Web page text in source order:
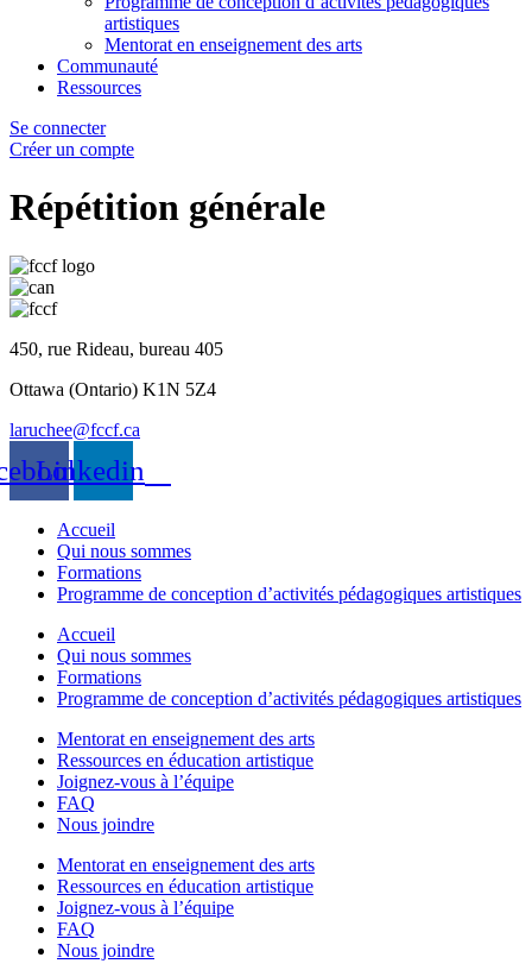
artistiques
Mentorat en enseignement des arts
Communauté
Ressources
Se connecter
Créer un compte
Répétition générale
450, rue Rideau, bureau 405
Ottawa (Ontario) K1N 5Z4
laruchee@fccf.ca
Linkedin
Accueil
Qui nous sommes
Formations
Programme de conception d’activités pédagogiques artistiques
Accueil
Qui nous sommes
Formations
Programme de conception d’activités pédagogiques artistiques
Mentorat en enseignement des arts
Ressources en éducation artistique
Joignez-vous à l’équipe
FAQ
Nous joindre
Mentorat en enseignement des arts
Ressources en éducation artistique
Joignez-vous à l’équipe
FAQ
Nous joindre